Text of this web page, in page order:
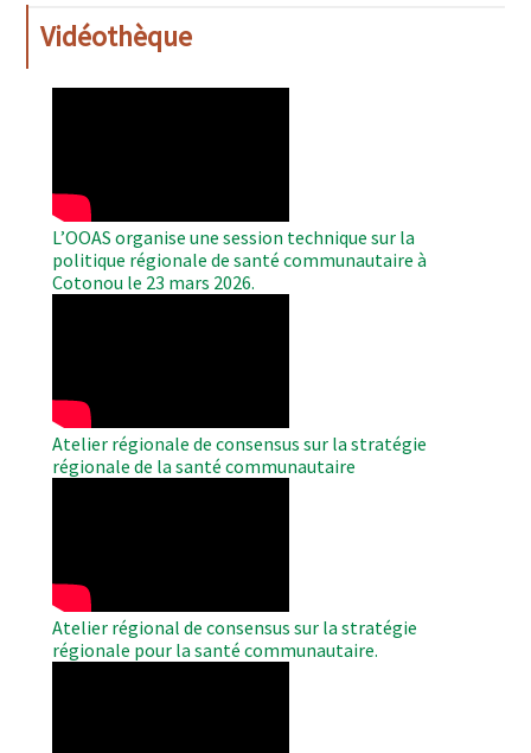
Vidéothèque
L’OOAS organise une session technique sur la
politique régionale de santé communautaire à
Cotonou le 23 mars 2026.
Atelier régionale de consensus sur la stratégie
régionale de la santé communautaire
Atelier régional de consensus sur la stratégie
régionale pour la santé communautaire.